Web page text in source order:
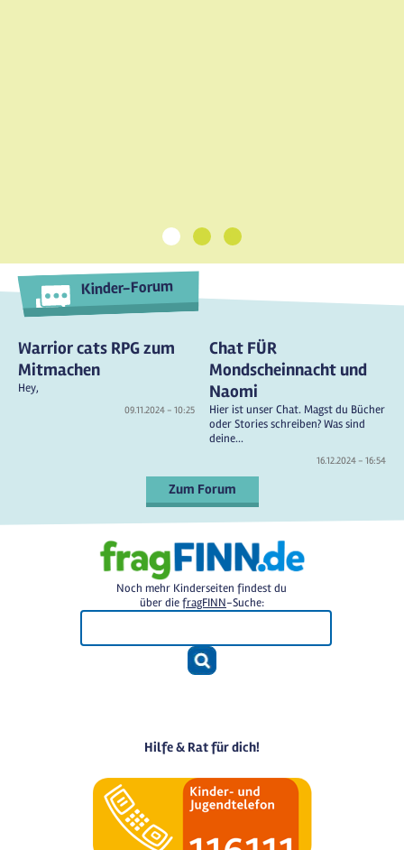
1 2 3
Kinder-Forum
Warrior cats RPG zum
Mitmachen
Hey,
09.11.2024 - 10:25
Chat FÜR
Mondscheinnacht und
Naomi
Hier ist unser Chat. Magst du Bücher
oder Stories schreiben? Was sind
deine...
16.12.2024 - 16:54
Zum Forum
Noch mehr Kinderseiten findest du
über diefragFINN-Suche:
Hilfe & Rat für dich!